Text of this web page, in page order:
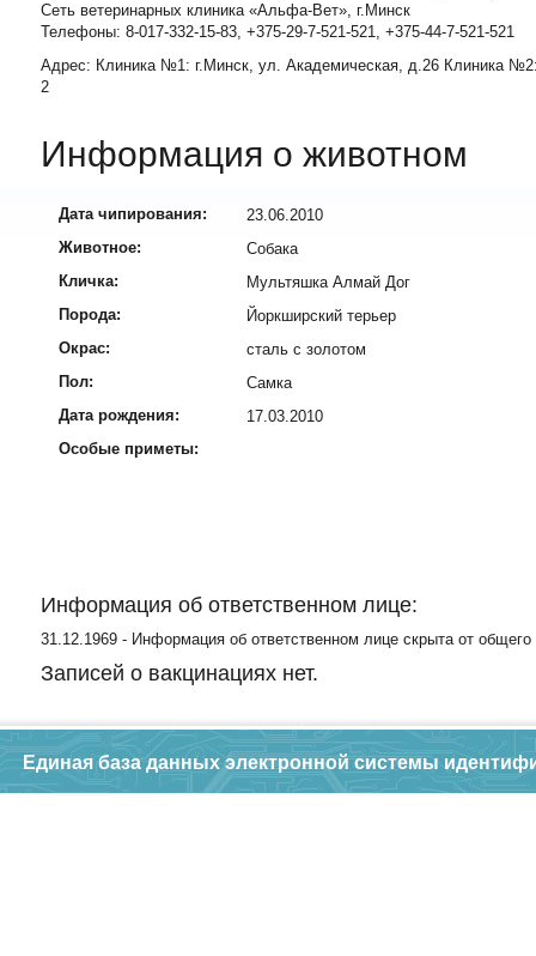
Сеть ветеринарных клиника «Альфа-Вет», г.Минск
Телефоны: 8-017-332-15-83, +375-29-7-521-521, +375-44-7-521-521
Адрес: Клиника №1: г.Минск, ул. Академическая, д.26 Клиника
2
Информация о животном
Дата чипирования:
23.06.2010
Животное:
Собака
Кличка:
Мультяшка Алмай Дог
Порода:
Йоркширский терьер
Окрас:
сталь с золотом
Пол:
Самка
Дата рождения:
17.03.2010
Особые приметы:
Информация об ответственном лице:
31.12.1969 - Информация об ответственном лице скрыта от общего
Записей о вакцинациях нет.
Единая база данных электронной системы